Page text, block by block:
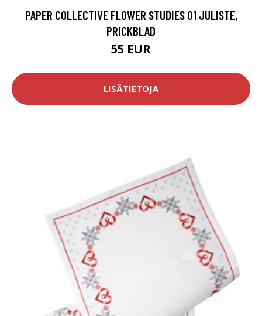
PAPER COLLECTIVE FLOWER STUDIES 01 JULISTE,
PRICKBLAD
55 EUR
LISÄTIETOJA